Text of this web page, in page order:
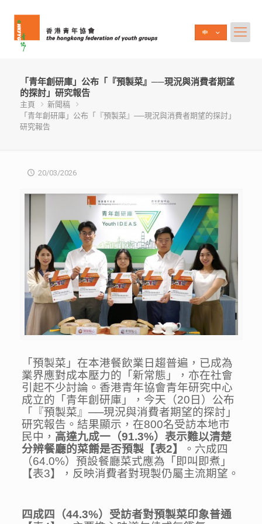
「青年創研庫」公布「『預製菜』──現況與消費者期望
的探討」研究報告
主頁
新聞稿
「青年創研庫」公布「『預製菜』──現況與消費者期望的探討」
研究報告
20/03/2026
「預製菜」在本港餐飲業日趨普遍，已成為
業界應對成本壓力的「新常態」，亦在社會
引起不少討論。香港青年協會青年研究中心
成立的「青年創研庫」，今天（20日）公布
「『預製菜』──現況與消費者期望的探討」
研究報告。結果顯示，在800名受訪本地市
民中， 高達九成一（91.3%）表示難以清楚
分辨餐廳的菜餚是否預製【表2】
。六成四
（64.0%）預設餐廳菜式應為「即叫即煮」
【表3】，反映消費者對現製仍屬主流期望。
四成四（44.3%）受訪者對預製菜印象普通